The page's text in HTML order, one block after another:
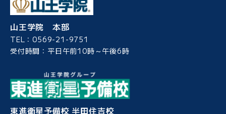
山王学院 本部
TEL：0569-21-9751
受付時間：平日午前10時～午後6時
東進衛星予備校 半田住吉校